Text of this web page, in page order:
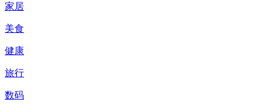
家居
美食
健康
旅行
数码